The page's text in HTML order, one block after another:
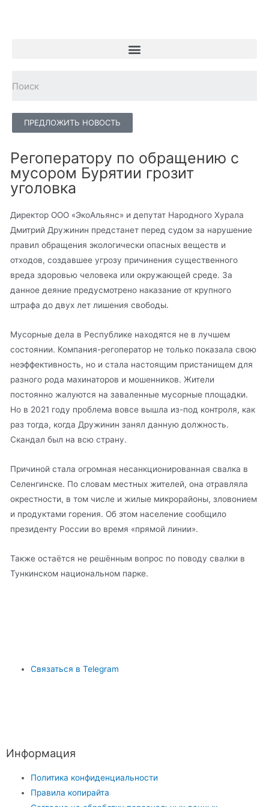
ПРЕДЛОЖИТЬ НОВОСТЬ
Регоператору по обращению с
мусором Бурятии грозит
уголовка
Директор ООО «ЭкоАльянс» и депутат Народного Хурала
Дмитрий Дружинин предстанет перед судом за нарушение
правил обращения экологически опасных веществ и
отходов, создавшее угрозу причинения существенного
вреда здоровью человека или окружающей среде. За
данное деяние предусмотрено наказание от крупного
штрафа до двух лет лишения свободы.
Мусорные дела в Республике находятся не в лучшем
состоянии. Компания-регоператор не только показала свою
неэффективность, но и стала настоящим пристанищем для
разного рода махинаторов и мошенников. Жители
постоянно жалуются на заваленные мусорные площадки.
Но в 2021 году проблема вовсе вышла из-под контроля, как
раз тогда, когда Дружинин занял данную должность.
Скандал был на всю страну.
Причиной стала огромная несанкционированная свалка в
Селенгинске. По словам местных жителей, она отравляла
окрестности, в том числе и жилые микрорайоны, зловонием
и продуктами горения. Об этом население сообщило
президенту России во время «прямой линии».
Также остаётся не решённым вопрос по поводу свалки в
Тункинском национальном парке.
Связаться в Telegram
Информация
Политика конфиденциальности
Правила копирайта